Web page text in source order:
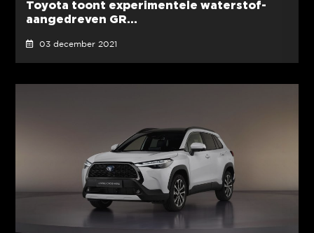
Toyota toont experimentele waterstof-
aangedreven GR...
03 december 2021